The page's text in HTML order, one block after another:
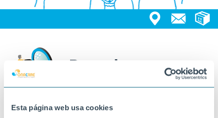
Esta página web usa cookies
Buscador